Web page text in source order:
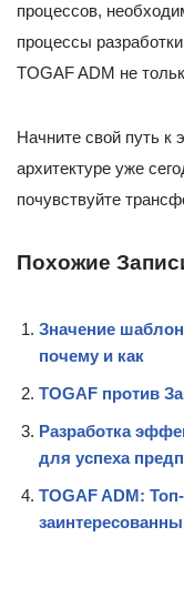
процессов,
процессы
TOGAF ADM не
Начните свой путь к
архитектуре уже
почувствуйте
Похожие
Значение
почему и как
TOGAF против
Разработка
для успеха
TOGAF ADM: